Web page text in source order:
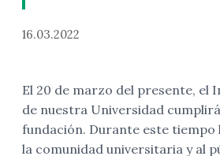
16.03.2022
El 20 de marzo del presente, el
de nuestra Universidad
fundación. Durante este tiempo
la comunidad universitaria y al